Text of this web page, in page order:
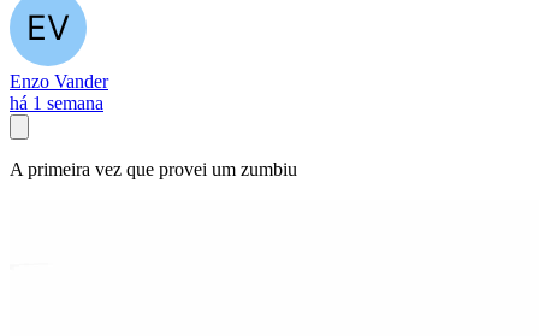
Enzo Vander
há 1 semana
A primeira vez que provei um zumbiu